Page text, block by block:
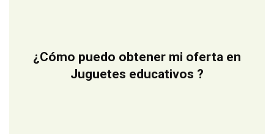
¿Cómo puedo obtener mi oferta en
Juguetes educativos ?